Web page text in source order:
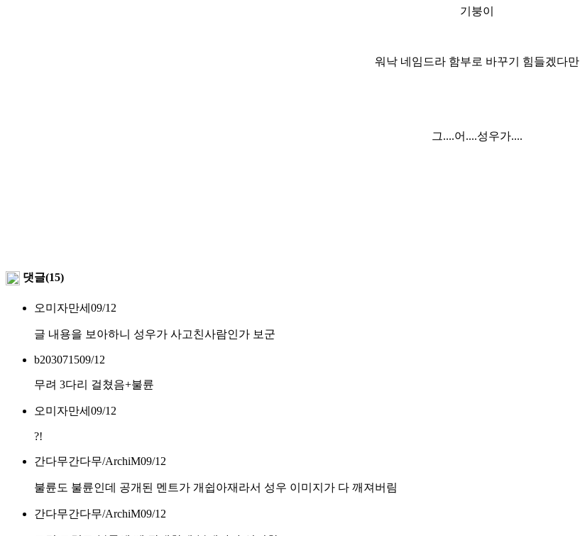
기붕이
워낙 네임드라 함부로 바꾸기 힘들겠다만
그....어....성우가....
댓글(15)
오미자만세 09/12
글 내용을 보아하니 성우가 사고친사람인가 보군
b203071509/12
무려 3다리 걸쳤음+불륜
오미자만세 09/12
?!
간다무간다무/ArchiM09/12
불륜도 불륜인데 공개된 멘트가 개쉽아재라서 성우 이미지가 다 깨져버림
간다무간다무/ArchiM09/12